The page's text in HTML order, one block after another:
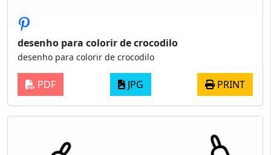
desenho para colorir de crocodilo
desenho para colorir de crocodilo
PDF JPG PRINT